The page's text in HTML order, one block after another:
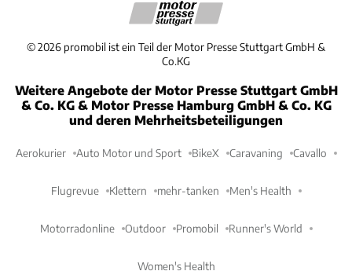
©2026 promobil ist ein Teil der Motor Presse Stuttgart GmbH &
Co.KG
Weitere Angebote der Motor Presse Stuttgart GmbH
& Co. KG & Motor Presse Hamburg GmbH & Co. KG
und deren Mehrheitsbeteiligungen
Aerokurier Auto Motor und Sport BikeX Caravaning Cavallo
Flugrevue Klettern mehr-tanken Men's Health
Motorradonline Outdoor Promobil Runner's World
Women's Health